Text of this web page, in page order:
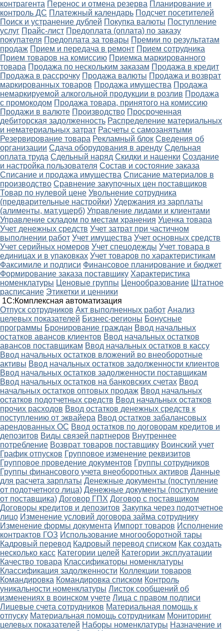
контрагента Перенос и отмена резерва Планирование и
контроль ДС Платежный календарь Подсчет посетителей
Поиск и устранение дублей Покупка валюты Поступление
услуг Прайс-лист Предоплата (оплата) по заказу
покупателя Предоплата за товары Премии по результатам
продаж Прием и передача в ремонт Прием сотрудника
Прием товаров на комиссию Приемка маркированного
товара Продажа по нескольким заказам Продажа в кредит
Продажа в рассрочку Продажа валюты Продажа и возврат
маркированных товаров Продажа имущества Продажа
немаркируемой алкогольной продукции в розлив Продажа
с промокодом Продажа товара, принятого на комиссию
Продажи в валюте Производство Просроченная
дебиторская задолженность Распределение материальных
и нематериальных затрат Расчеты с самозанятыми
Резервирование товара Рекламный блок Сведения об
организации Сдача оборудования в аренду Сдельная
оплата труда Сдельный наряд Скидки и наценки Создание
и настройка пользователя Состав и состояние заказа
Списание и продажа имущества Списание материалов в
производство Сравнение закупочных цен поставщиков
Товар по нулевой цене Увольнение сотрудника
(предварительные настройки) Удержания из зарплаты
(алименты, мат.ущерб) Управление лидами и клиентами
Управление складом по местам хранения Уценка товара
Учет денежных средств Учет затрат при частичном
выполнении работ Учет имущества Учет основных средств
Учет серийных номеров Учет спецодежды Учет товара в
единицах и в упаковках Учет товаров по характеристикам
Факсимиле и подписи Финансовое планирование и бюджет
Формирование заказа поставщику Характеристика
номенклатуры Ценовые группы Ценообразование Штатное
расписание Этикетки и ценники
1С:Комплексная автоматизация
Oтпуск сотрудников Акт выполненных работ Анализ
целевых показателей Бизнес-регионы Бонусные
программы Бронирование граждан Ввод начальных
остатков авансов клиентов Ввод начальных остатков
авансов поставщикам Ввод начальных остатков в кассу
Ввод начальных остатков вложений во внеоборотные
активы Ввод начальных остатков задолженности клиентов
Ввод начальных остатков задолженности поставщикам
Ввод начальных остатков на банковских счетах Ввод
начальных остатков оптовых продаж Ввод начальных
остатков подотчетных средств Ввод начальных остатков
прочих расходов Ввод остатков денежных средств к
поступлению от эквайера Ввод остатков забалансовых
арендованных ОС Ввод остатков по договорам кредитов и
депозитов Виды связей партнеров Внутреннее
потребление Возврат товаров поставщику Воинский учет
График отпусков Групповое изменение реквизитов
Групповое проведение документов Группы сотрудников
Группы финансового учета внеоборотных активов Данные
для расчета зарплаты Денежные документы (поступление
от подотчетного лица) Денежные документы (поступление
от поставщика) Договор ГПХ Договор с поставщиком
Договоры кредитов и депозитов Закупка через подотчетное
лицо Изменение условий договора займа сотруднику
Изменение формы документа Импорт товаров Исполнение
контрактов ГОЗ Использование многооборотной тары
Кадровый перевод Кадровый перевод списком Как создать
несколько касс Категории целей Категории эксплуатации
Качество товара Классификаторы номенклатуры
Классификация задолженности Коллекции товаров
Командировка Командировка списком Контроль
уникальности номенклатуры Листок сообщений об
изменениях в воинском учете Лица с правом подписи
Лицевые счета сотрудников Материальная помощь к
отпуску Материальная помощь сотрудникам Мониторинг
целевых показателей Наборы номенклатуры Назначение и